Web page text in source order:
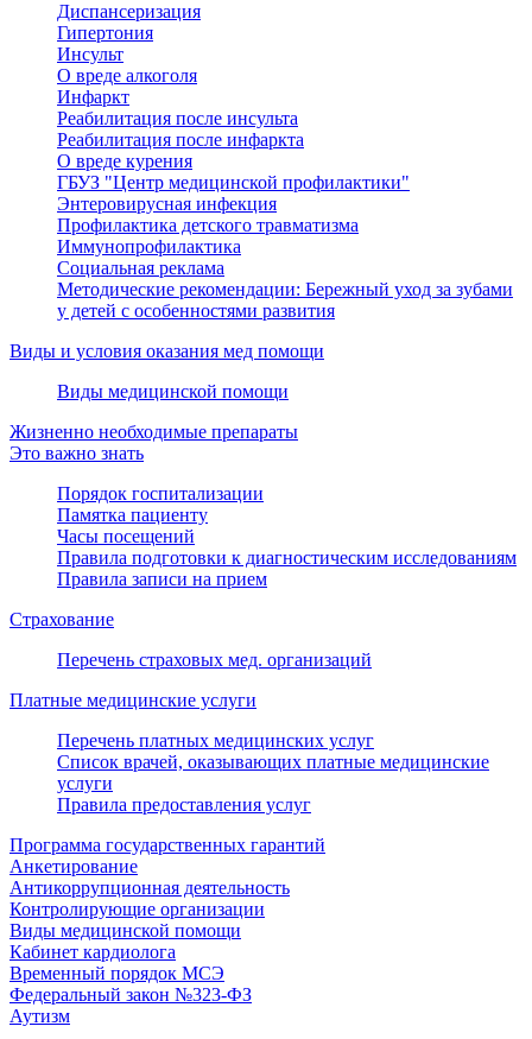
Диспансеризация
Гипертония
Инсульт
О вреде алкоголя
Инфаркт
Реабилитация после инсульта
Реабилитация после инфаркта
О вреде курения
ГБУЗ "Центр медицинской профилактики"
Энтеровирусная инфекция
Профилактика детского травматизма
Иммунопрофилактика
Социальная реклама
Методические рекомендации: Бережный уход за зубами
у детей с особенностями развития
Виды и условия оказания мед помощи
Виды медицинской помощи
Жизненно необходимые препараты
Это важно знать
Порядок госпитализации
Памятка пациенту
Часы посещений
Правила подготовки к диагностическим исследованиям
Правила записи на прием
Страхование
Перечень страховых мед. организаций
Платные медицинские услуги
Перечень платных медицинских услуг
Список врачей, оказывающих платные медицинские
услуги
Правила предоставления услуг
Программа государственных гарантий
Анкетирование
Антикоррупционная деятельность
Контролирующие организации
Виды медицинской помощи
Кабинет кардиолога
Временный порядок МСЭ
Федеральный закон №323-ФЗ
Аутизм